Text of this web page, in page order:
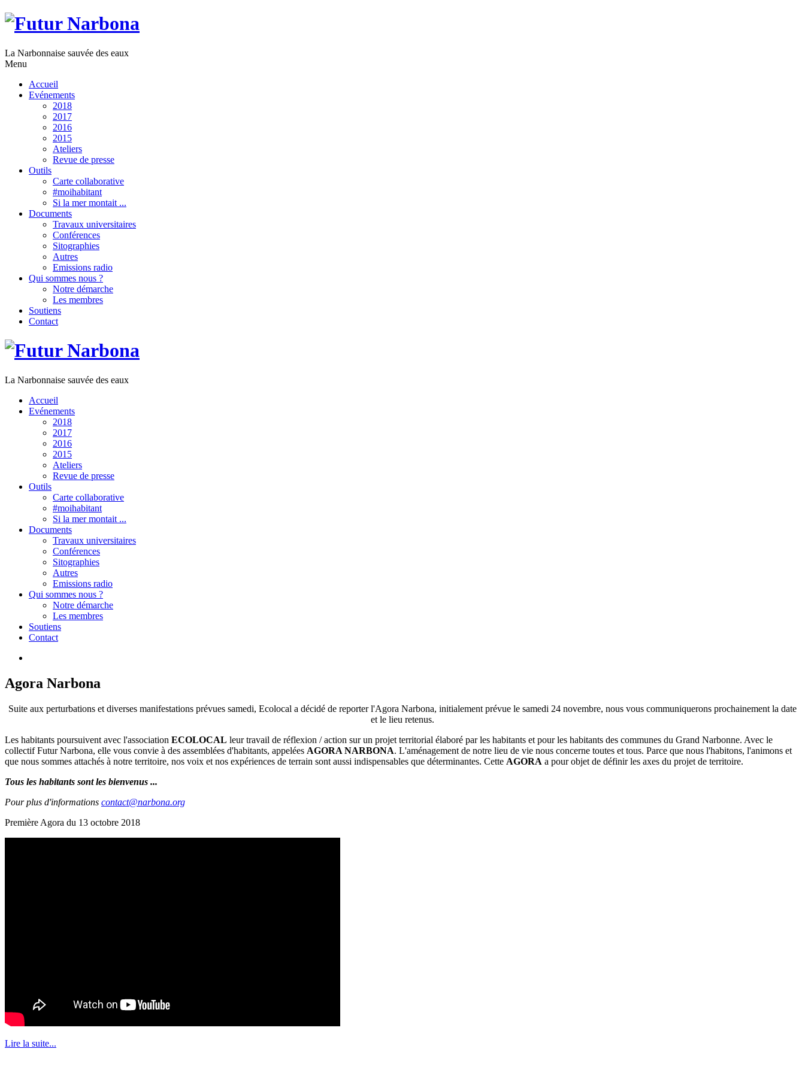
La Narbonnaise sauvée des eaux
Menu
Accueil
Evénements
2018
2017
2016
2015
Ateliers
Revue de presse
Outils
Carte collaborative
#moihabitant
Si la mer montait ...
Documents
Travaux universitaires
Conférences
Sitographies
Autres
Emissions radio
Qui sommes nous ?
Notre démarche
Les membres
Soutiens
Contact
La Narbonnaise sauvée des eaux
Accueil
Evénements
2018
2017
2016
2015
Ateliers
Revue de presse
Outils
Carte collaborative
#moihabitant
Si la mer montait ...
Documents
Travaux universitaires
Conférences
Sitographies
Autres
Emissions radio
Qui sommes nous ?
Notre démarche
Les membres
Soutiens
Contact
Agora Narbona
Suite aux perturbations et diverses manifestations prévues samedi, Ecolocal a décidé de reporter l'Agora Narbona, initialement prévue le samedi 24 novembre, nous vous communiquerons prochainement la date
et le lieu retenus.
Les habitants poursuivent avec l'association ECOLOCAL leur travail de réflexion / action sur un projet territorial élaboré par les habitants et pour les habitants des communes du Grand Narbonne. Avec le
collectif Futur Narbona, elle vous convie à des assemblées d'habitants, appelées AGORA NARBONA. L'aménagement de notre lieu de vie nous concerne toutes et tous. Parce que nous l'habitons, l'animons et
que nous sommes attachés à notre territoire, nos voix et nos expériences de terrain sont aussi indispensables que déterminantes. Cette AGORA a pour objet de définir les axes du projet de territoire.
Tous les habitants sont les bienvenus ...
Pour plus d'informations contact@narbona.org
Première Agora du 13 octobre 2018
Lire la suite...